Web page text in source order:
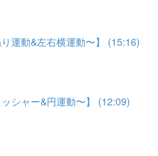
り運動&左右横運動〜】 (15:16)
ッシャー&円運動〜】 (12:09)